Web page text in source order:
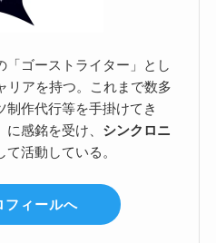
「ゴーストライター」とし
リアを持つ。これまで数多
制作代行等を手掛けてき
感銘を受け、 シンクロニ
て活動している。
フィールへ